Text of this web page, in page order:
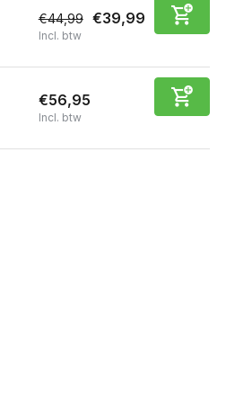
€44,99 €39,99
Incl. btw
€56,95
Incl. btw